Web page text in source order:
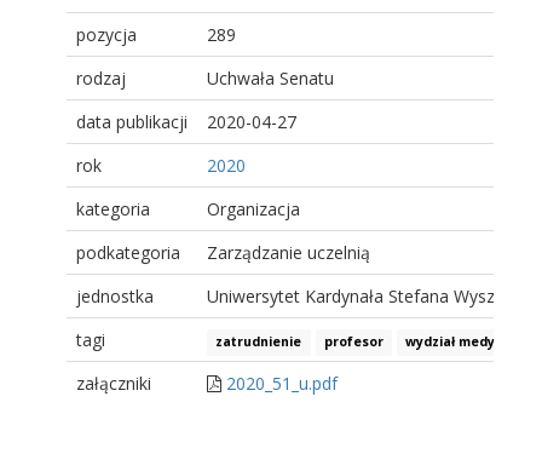
pozycja
289
rodzaj
Uchwała Senatu
data publikacji
2020-04-27
rok
2020
kategoria
Organizacja
podkategoria
Zarządzanie uczelnią
jednostka
Uniwersytet Kardynała Stefana
tagi
zatrudnienie profesor wydział medyczny
załączniki 2020_51_u.pdf